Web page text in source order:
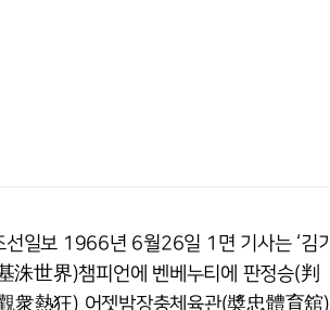
일보 1966년 6월26일 1면 기사는 ‘김기
洙世界)챔피언에 벤베누티에 판정승(判
衆熱狂) 어젯밤장충체육관(奬忠體育舘)